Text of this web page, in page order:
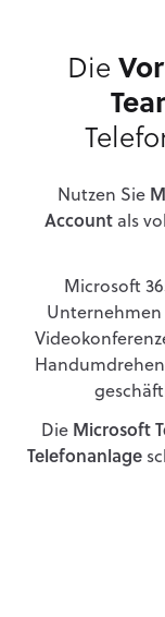
Die
Nutzen Sie
Account als
Microsoft
Unternehmen
Die Microsoft
Telefonanlage